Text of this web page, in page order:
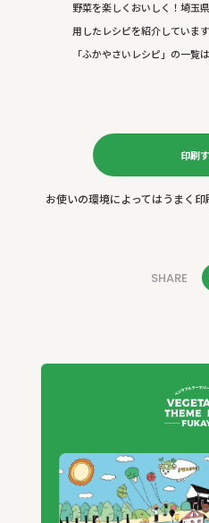
野菜を楽しくおいしく！埼玉
用したレシピを紹介していま
「ふかやさいレシピ」の一覧は
印刷
お使いの環境によってはうまく
SHARE